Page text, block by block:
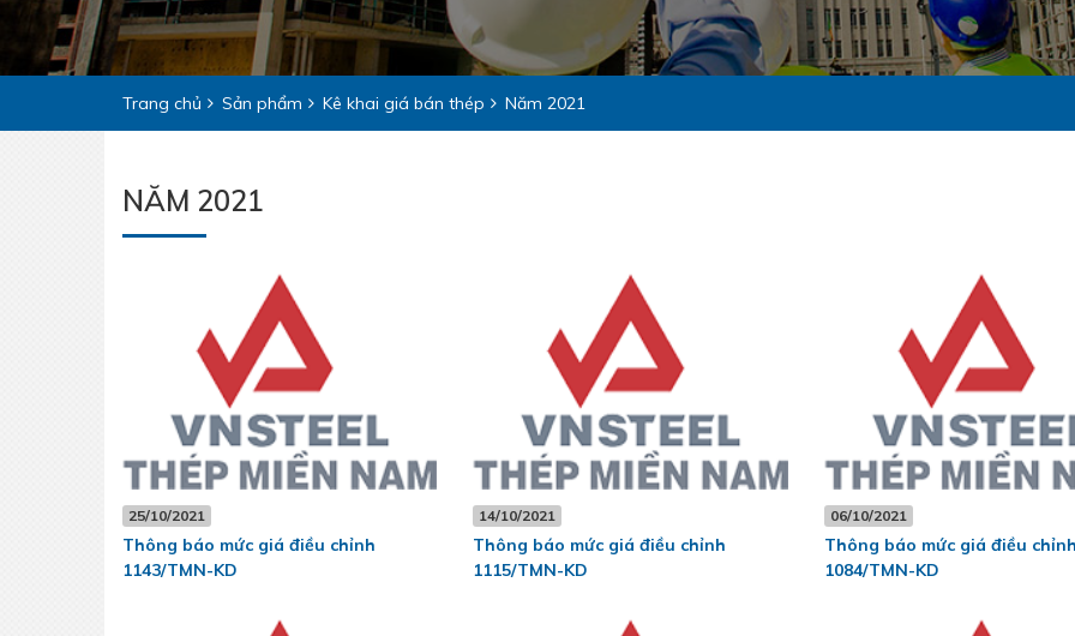
Trang chủ Sản phẩm Kê khai giá bán thép Năm 2021
NĂM 2021
25/10/2021
Thông báo mức giá điều chỉnh
1143/TMN-KD
14/10/2021
Thông báo mức giá điều chỉnh
1115/TMN-KD
06/10/2021
Thông báo mức giá điều
1084/TMN-KD